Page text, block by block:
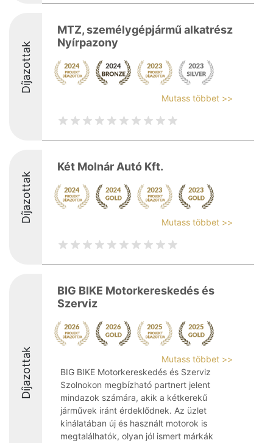
Díjazottak
MTZ, személygépjármű alkatrész
Nyírpazony
Mutass többet >>
Díjazottak
Két Molnár Autó Kft.
Mutass többet >>
Díjazottak
BIG BIKE Motorkereskedés és
Szerviz
Mutass többet >>
BIG BIKE Motorkereskedés és Szerviz
Szolnokon megbízható partnert jelent
mindazok számára, akik a kétkerekű
járművek iránt érdeklődnek. Az üzlet
kínálatában új és használt motorok is
megtalálhatók, olyan jól ismert márkák